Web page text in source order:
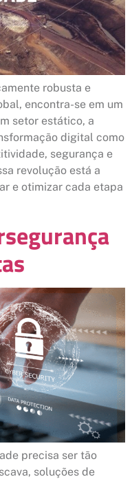
robusta e
encontra-se em um
setor estático, a
digital como
segurança e
revolução está a
e otimizar cada etapa
precisa ser tão
soluções de